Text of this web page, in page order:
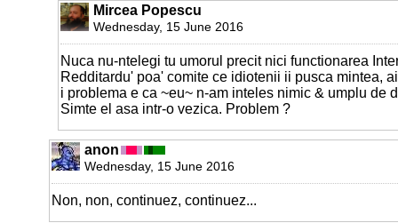
Mircea Popescu
Wednesday, 15 June 2016
Nuca nu-ntelegi tu umorul precit nici functionarea
Redditardu' poa' comite ce idiotenii ii pusca mintea,
i problema e ca ~eu~ n-am inteles nimic & umplu de
Simte el asa intr-o vezica. Problem ?
anon
Wednesday, 15 June 2016
Non, non, continuez, continuez...